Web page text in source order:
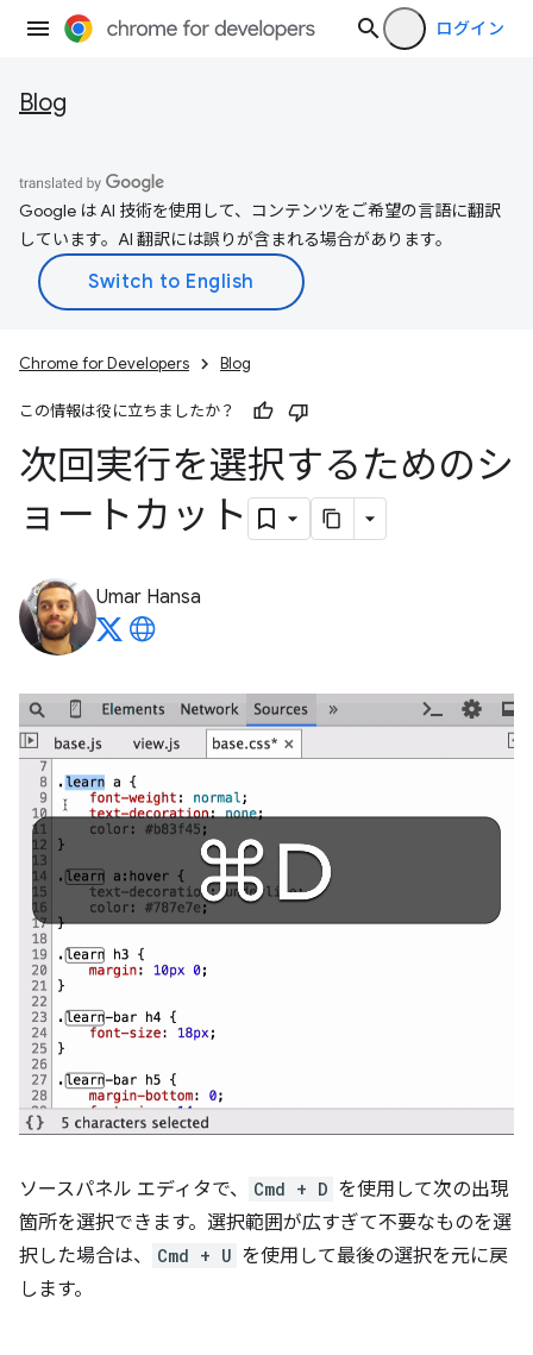
ログイン
Blog
Google は AI 技術を使用して、コンテンツをご希望の言語に翻訳
しています。AI 翻訳には誤りが含まれる場合があります。
Chrome for Developers Blog
この情報は役に立ちましたか？
次回実行を選択するためのシ
ョートカット
Umar Hansa
ソースパネル エディタで、 Cmd + D を使用して次の出現
箇所を選択できます。選択範囲が広すぎて不要なものを選
択した場合は、
Cmd + U を使用して最後の選択を元に戻
します。